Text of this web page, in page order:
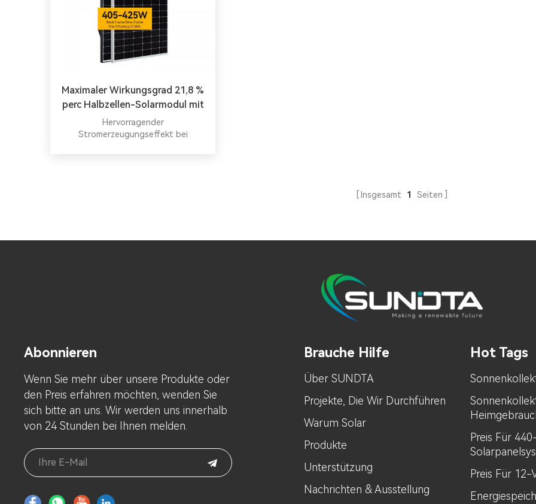
Maximaler Wirkungsgrad 21,8 %
perc Halbzellen-Solarmodul mit
425 W
Hervorragender
Stromerzeugungseffekt bei
Insgesamt 1 Seiten
Abonnieren
Wenn Sie mehr über unsere Produkte oder
den Preis erfahren möchten, wenden Sie
sich bitte an uns. Wir werden uns innerhalb
von 24 Stunden bei Ihnen melden.
Brauche Hilfe
Über SUNDTA
Projekte, Die Wir Durchführen
Warum Solar
Produkte
Unterstützung
Nachrichten & Ausstellung
Hot Tags
Preis Für
Preis Für